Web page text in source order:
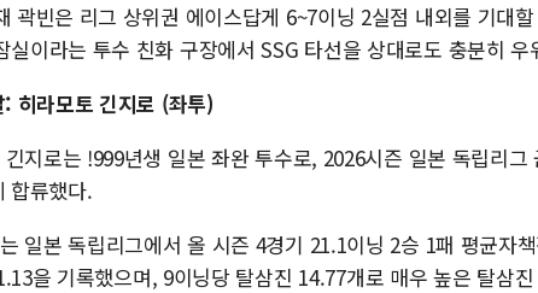
곽빈은 리그 상위권 에이스답게 6~7이닝 2실점 내외를 기대
실이라는 투수 친화 구장에서 SSG 타선을 상대로도 충분히
: 히라모토 긴지로 (좌투)
지로는 !999년생 일본 좌완 투수로, 2026시즌 일본 독립리
합류했다.
일본 독립리그에서 올 시즌 4경기 21.1이닝 2승 1패 평균자
을 기록했으며, 9이닝당 탈삼진 14.77개로 매우 높은 탈삼